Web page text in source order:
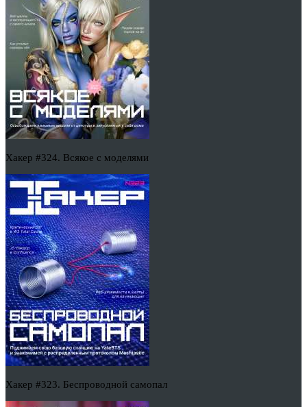
Хакер #324. Всякое с моделями
Хакер #323. Беспроводной самопал